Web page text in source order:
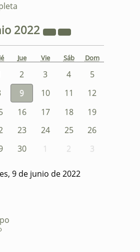
2022
Jue Vie Sáb Dom
2 3 4
5
9 10 11
12
16 17 18
19
23 24 25
26
30 1 2 3
9 de junio de 2022